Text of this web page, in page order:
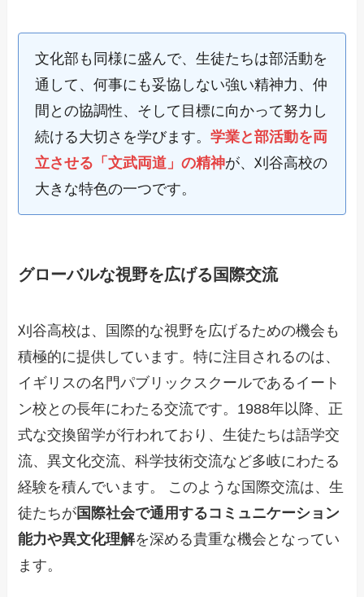
文化部も同様に盛んで、生徒たちは部活動を
通して、何事にも妥協しない強い精神力、仲
間との協調性、そして目標に向かって努力し
続ける大切さを学びます。学業と部活動を両
立させる「文武両道」の精神が、刈谷高校の
大きな特色の一つです。
グローバルな視野を広げる国際交流
刈谷高校は、国際的な視野を広げるための機会も
積極的に提供しています。特に注目されるのは、
イギリスの名門パブリックスクールであるイート
ン校との長年にわたる交流です。1988年以降、正
式な交換留学が行われており、生徒たちは語学交
流、異文化交流、科学技術交流など多岐にわたる
経験を積んでいます。 このような国際交流は、生
徒たちが国際社会で通用するコミュニケーション
能力や異文化理解を深める貴重な機会となってい
ます。